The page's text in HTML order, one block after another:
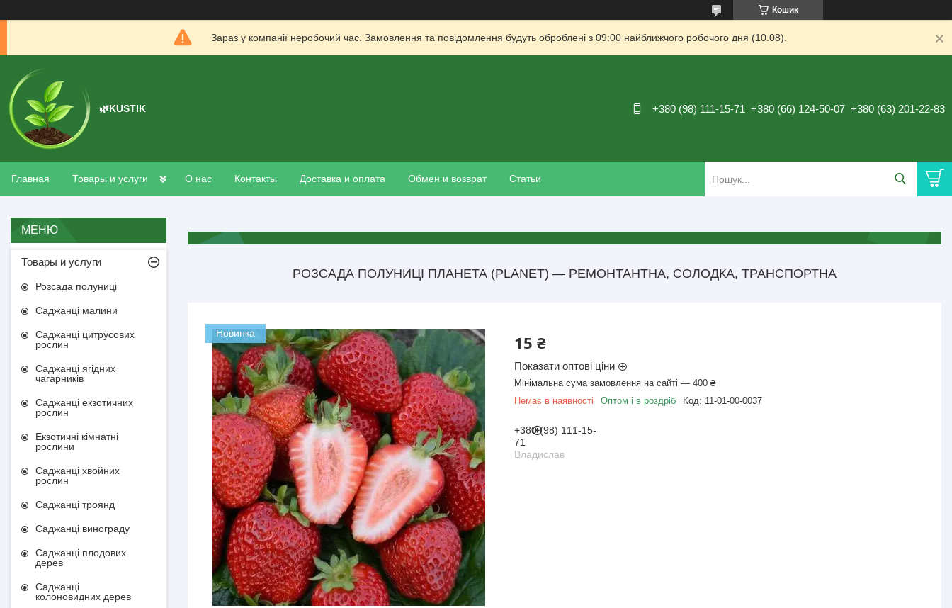
Кошик
Зараз у компанії неробочий час. Замовлення та повідомлення будуть оброблені з 09:00 найближчого робочого дня (10.08).
🌿KUSTIK +380 (98) 111-15-71 +380 (66) 124-50-07 +380 (63) 201-22-83
Главная Товары и услуги О нас Контакты Доставка и оплата Обмен и возврат Статьи
РОЗСАДА ПОЛУНИЦІ ПЛАНЕТА (PLANET) — РЕМОНТАНТНА, СОЛОДКА, ТРАНСПОРТНА
Новинка 15 ₴
Показати оптові ціни
Мінімальна сума замовлення на сайті — 400 ₴
Немає в наявності
Оптом і в роздріб Код: 11-01-00-0037
+380 (98) 111-15-
71
Владислав
Товары и услуги
Розсада полуниці
Саджанці малини
Саджанці цитрусових
рослин
Саджанці ягідних
чагарників
Саджанці екзотичних
рослин
Екзотичні кімнатні
рослини
Саджанці хвойних
рослин
Саджанці троянд
Саджанці винограду
Саджанці плодових
дерев
Саджанці
колоновидних дерев